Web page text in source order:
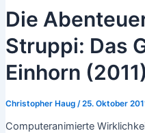
Die
Struppi: Das
Einhorn (2011)
Christopher Haug /25. Oktober
Computeranimierte